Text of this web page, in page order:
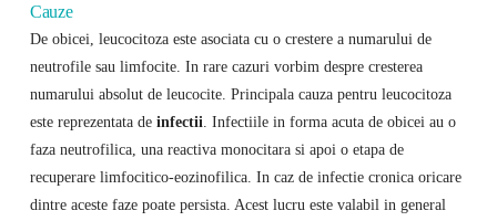
Cauze
De obicei, leucocitoza este asociata cu o crestere a numarului de
neutrofile sau limfocite. In rare cazuri vorbim despre cresterea
numarului absolut de leucocite. Principala cauza pentru leucocitoza
este reprezentata de infectii . Infectiile in forma acuta de obicei au o
faza neutrofilica, una reactiva monocitara si apoi o etapa de
recuperare limfocitico-eozinofilica. In caz de infectie cronica oricare
dintre aceste faze poate persista. Acest lucru este valabil in general